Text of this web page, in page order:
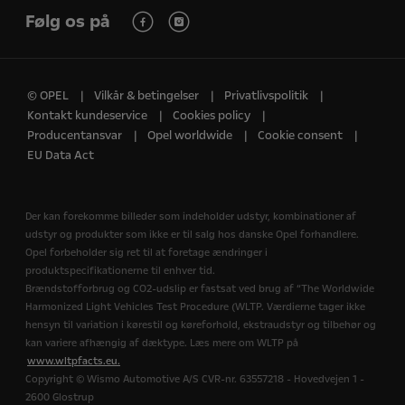
Følg os på
© OPEL Vilkår & betingelser
Privatlivspolitik
Kontakt kundeservice
Cookies policy
Producentansvar
Opel worldwide
Cookie consent
EU Data Act
Der kan forekomme billeder som indeholder udstyr, kombinationer af
udstyr og produkter som ikke er til salg hos danske Opel forhandlere.
Opel forbeholder sig ret til at foretage ændringer i
produktspecifikationerne til enhver tid.
Brændstofforbrug og CO2-udslip er fastsat ved brug af “The Worldwide
Harmonized Light Vehicles Test Procedure (WLTP. Værdierne tager ikke
hensyn til variation i kørestil og køreforhold, ekstraudstyr og tilbehør og
kan variere afhængig af dæktype. Læs mere om WLTP på
www.wltpfacts.eu.
Copyright © Wismo Automotive A/S CVR-nr. 63557218 - Hovedvejen 1 -
2600 Glostrup